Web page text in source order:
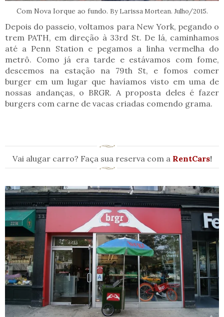
Com Nova Iorque ao fundo. By Larissa Mortean. Julho/2015.
Depois do passeio, voltamos para New York, pegando o
trem PATH, em direção à 33rd St. De lá, caminhamos
até a Penn Station e pegamos a linha vermelha do
metrô. Como já era tarde e estávamos com fome,
descemos na estação na 79th St, e fomos comer
burger em um lugar que havíamos visto em uma de
nossas andanças, o BRGR. A proposta deles é fazer
burgers com carne de vacas criadas comendo grama.
Vai alugar carro? Faça sua reserva com a RentCars!